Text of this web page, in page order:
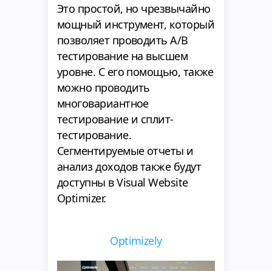
Это простой, но чрезвычайно
мощный инструмент, который
позволяет проводить A/B
тестирование на высшем
уровне. С его помощью, также
можно проводить
многовариантное
тестирование и сплит-
тестирование.
Сегментируемые отчеты и
анализ доходов также будут
доступны в Visual Website
Optimizer.
Optimizely